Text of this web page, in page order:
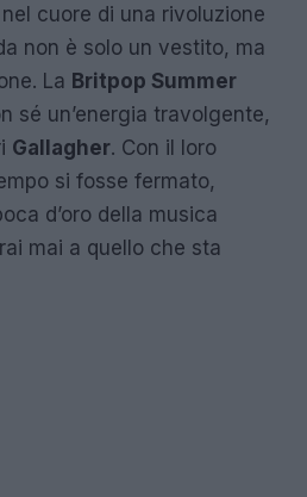
cuore di una rivoluzione
non è solo un vestito, ma
La Britpop Summer
sé un’energia travolgente,
Gallagher. Con il loro
si fosse fermato,
d’oro della musica
mai a quello che sta